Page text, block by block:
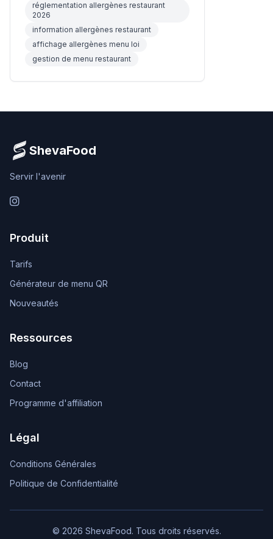
réglementation allergènes restaurant
2026
information allergènes restaurant
affichage allergènes menu loi
gestion de menu restaurant
ShevaFood
Servir l'avenir
Instagram
Produit
Tarifs
Générateur de menu QR
Nouveautés
Ressources
Blog
Contact
Programme d'affiliation
Légal
Conditions Générales
Politique de Confidentialité
© 2026 ShevaFood. Tous droits réservés.